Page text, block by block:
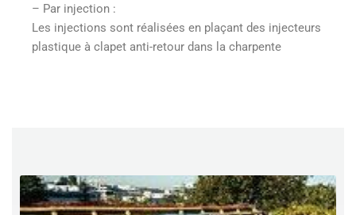
– Par injection :
Les injections sont réalisées en plaçant des injecteurs
plastique à clapet anti-retour dans la charpente